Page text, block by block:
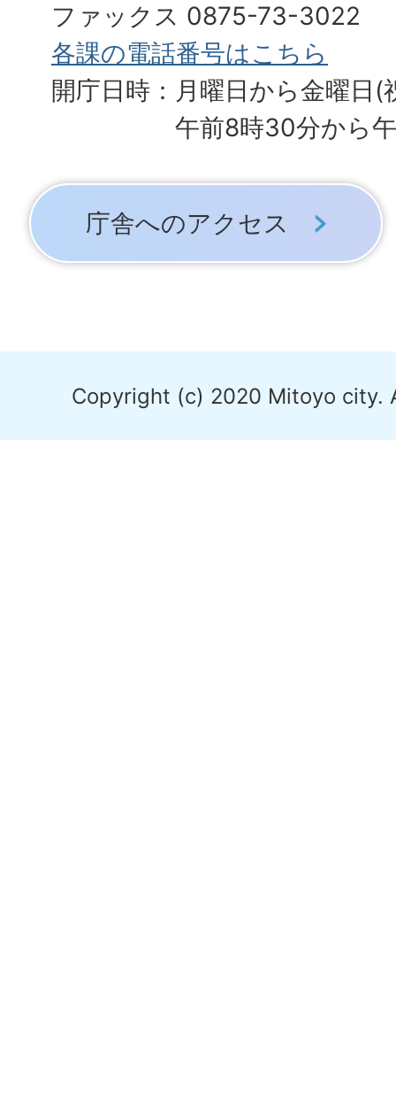
ファックス 0875-73-3022
各課の電話番号はこちら
開庁日時：月曜日から金曜日(
午前8時30分から
庁舎へのアクセス
Copyright (c) 2020 Mitoyo city.